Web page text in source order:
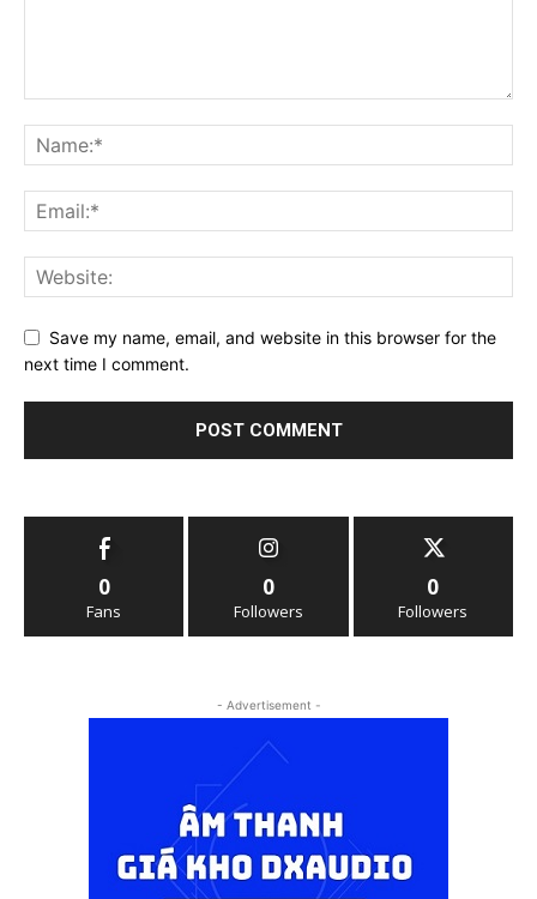
Save my name, email, and website in this browser for the
next time I comment.
0
Fans
0
Followers
0
Followers
- Advertisement -